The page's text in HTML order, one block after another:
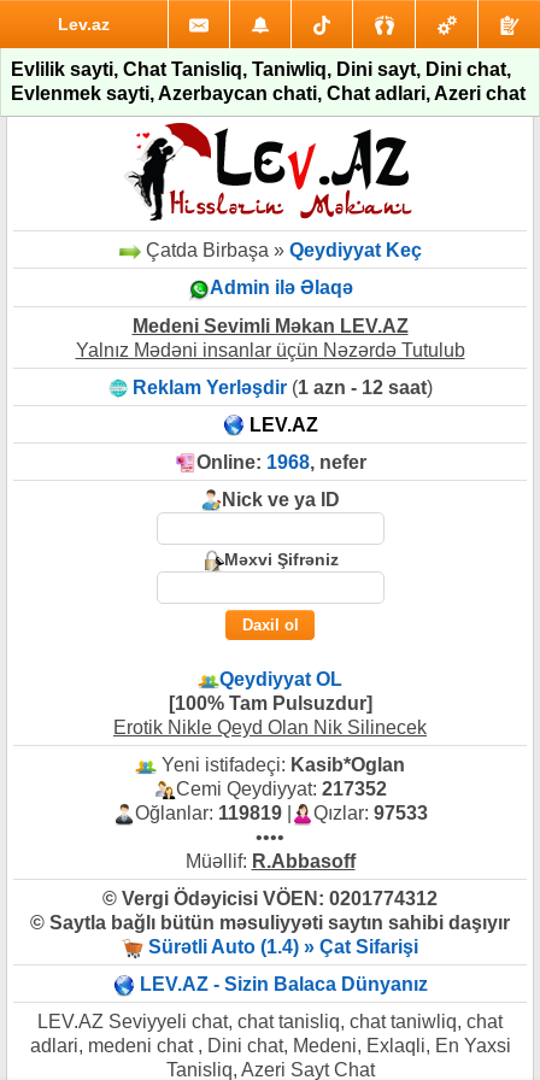
Lev.az
Evlilik sayti, Chat Tanisliq, Taniwliq, Dini sayt, Dini chat,
Evlenmek sayti, Azerbaycan chati, Chat adlari, Azeri chat
Çatda Birbaşa » Qeydiyyat Keç
Admin ilə Əlaqə
Medeni Sevimli Məkan LEV.AZ
Yalnız Mədəni insanlar üçün Nəzərdə Tutulub
Reklam Yerləşdir (1 azn - 12 saat)
LEV.AZ
Online: 1968, nefer
Nick ve ya ID
Məxvi Şifrəniz
Qeydiyyat OL
[100% Tam Pulsuzdur]
Erotik Nikle Qeyd Olan Nik Silinecek
Yeni istifadeçi: Kasib*Oglan
Cemi Qeydiyyat: 217352
Oğlanlar: 119819| Qızlar: 97533
••••
Müəllif: R.Abbasoff
© Vergi Ödəyicisi VÖEN: 0201774312
© Saytla bağlı bütün məsuliyyəti saytın sahibi daşıyır
Sürətli Auto (1.4) » Çat Sifarişi
LEV.AZ - Sizin Balaca Dünyanız
LEV.AZ Seviyyeli chat, chat tanisliq, chat taniwliq, chat
adlari, medeni chat , Dini chat, Medeni, Exlaqli, En Yaxsi
Tanisliq, Azeri Sayt Chat